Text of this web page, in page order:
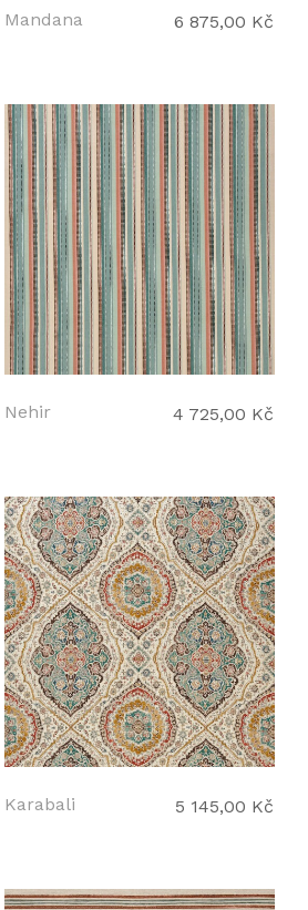
Mandana 6 875,00 Kč
Nehir 4 725,00 Kč
Karabali 5 145,00 Kč